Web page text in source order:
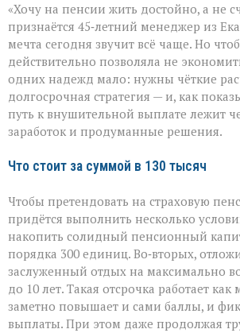
«Хочу на пенсии жить достойно, а не
признаётся 45‑летний менеджер из
мечта сегодня звучит всё чаще. Но
действительно позволяла не
одних надежд мало: нужны чёткие
долгосрочная стратегия — и, как
путь к внушительной выплате лежит
заработок и продуманные решения.
Что стоит за суммой в 130 тысяч
Чтобы претендовать на страховую
придётся выполнить несколько
накопить солидный пенсионный
порядка 300 единиц. Во‑вторых,
заслуженный отдых на максимально
до 10 лет. Такая отсрочка работает
заметно повышает и сами баллы, и
выплаты. При этом даже продолжая